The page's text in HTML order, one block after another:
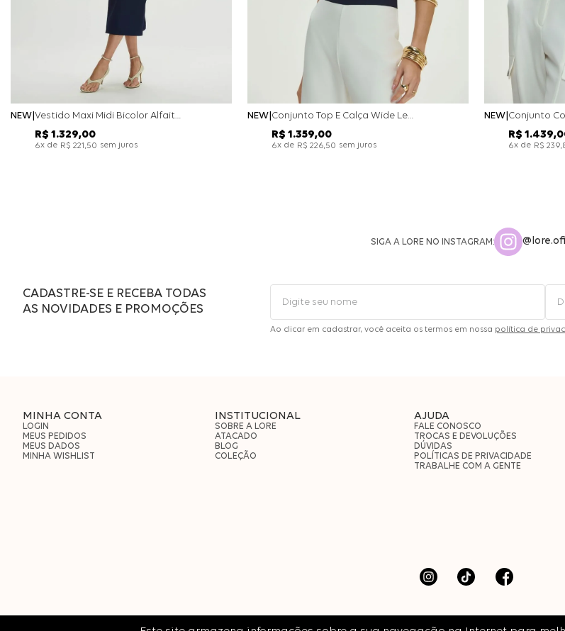
NEW Vestido Maxi Midi Bicolor Alfaitaria Navy - Marinho
R$ 1.329,00
6x de R$ 221 ,50 sem juros
NEW Conjunto Top E Calça Wide Leg Bicolor Alfaitaria - Off White
R$ 1.359,00
6x de R$ 226,50 sem juros
NEW
R$ 1.439,
6x de R$ 239,
SIGA A LORE NO INSTAGRAM:
CADASTRE-SE E RECEBA TODAS
AS NOVIDADES E PROMOÇÕES
Ao clicar em cadastrar, você aceita os termos em nossa política de
MINHA CONTA
LOGIN
MEUS PEDIDOS
MEUS DADOS
MINHA WISHLIST
INSTITUCIONAL
SOBRE A LORE
ATACADO
BLOG
COLEÇÃO
AJUDA
FALE CONOSCO
TROCAS E DEVOLUÇÕES
DÚVIDAS
POLÍTICAS DE PRIVACIDADE
TRABALHE COM A GENTE